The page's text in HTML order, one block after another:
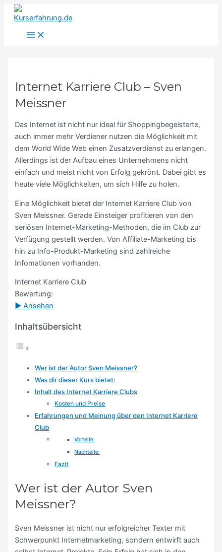
Zum
Inhalt
Internet Karriere Club – Sven
Meissner
Das Internet ist nicht nur ideal für Shoppingbegeisterte,
auch immer mehr Verdiener nutzen die Möglichkeit mit
dem World Wide Web einen Zusatzverdienst zu erlangen.
Allerdings ist der Aufbau eines Unternehmens nicht
einfach und meist nicht von Erfolg gekrönt. Dabei gibt es
heute viele Möglichkeiten, um sich Hilfe zu holen.
Eine Möglichkeit bietet der Internet Karriere Club von
Sven Meissner. Gerade Einsteiger profitieren von den
seriösen Internet-Marketing-Methoden, die im Club zur
Verfügung gestellt werden. Von Affiliate-Marketing bis
hin zu Info-Produkt-Marketing sind zahlreiche
Infomationen vorhanden.
Internet Karriere Club
Bewertung:
► Ansehen
Inhaltsübersicht
Wer ist der Autor Sven Meissner?
Was dir dieser Kurs bietet:
Inhalt des Internet Karriere Clubs
Kosten und Preise
Erfahrungen und Meinung über den Internet Karriere
Club
Vorteile:
Nachteile:
Fazit
Wer ist der Autor Sven
Meissner?
Sven Meissner ist nicht nur erfolgreicher Texter mit
Schwerpunkt Internetmarketing, sondern entwirft auch
S
u
n
a
c
h
: